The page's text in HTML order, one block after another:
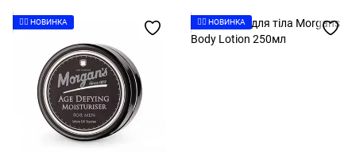
👉🏻 НОВИНКА 👉🏻 НОВИНКА